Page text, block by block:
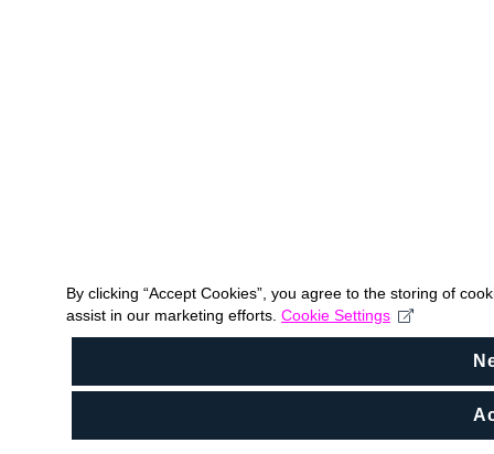
By clicking “Accept Cookies”, you agree to the storing of
assist in our marketing efforts. Cookie Settings